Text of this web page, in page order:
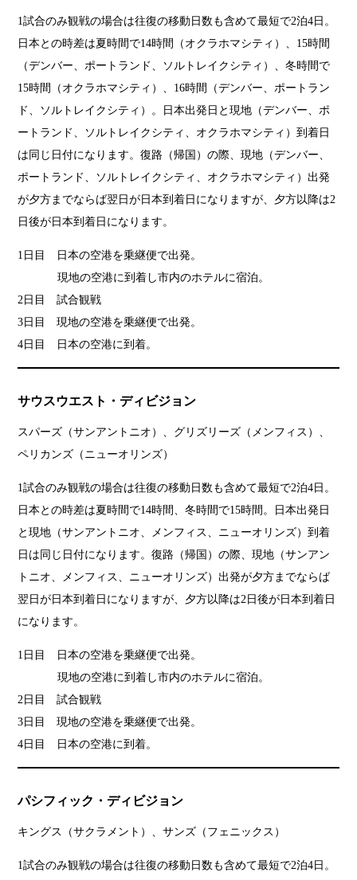
1試合のみ観戦の場合は往復の移動日数も含めて最短で2泊4日。
日本との時差は夏時間で14時間（オクラホマシティ）、15時間
（デンバー、ポートランド、ソルトレイクシティ）、冬時間で
15時間（オクラホマシティ）、16時間（デンバー、ポートラン
ド、ソルトレイクシティ）。日本出発日と現地（デンバー、ポ
ートランド、ソルトレイクシティ、オクラホマシティ）到着日
は同じ日付になります。復路（帰国）の際、現地（デンバー、
ポートランド、ソルトレイクシティ、オクラホマシティ）出発
が夕方までならば翌日が日本到着日になりますが、夕方以降は2
日後が日本到着日になります。
1日目 日本の空港を乗継便で出発。
現地の空港に到着し市内のホテルに宿泊。
2日目 試合観戦
3日目 現地の空港を乗継便で出発。
4日目 日本の空港に到着。
サウスウエスト・ディビジョン
スパーズ（サンアントニオ）、グリズリーズ（メンフィス）、
ペリカンズ（ニューオリンズ）
1試合のみ観戦の場合は往復の移動日数も含めて最短で2泊4日。
日本との時差は夏時間で14時間、冬時間で15時間。日本出発日
と現地（サンアントニオ、メンフィス、ニューオリンズ）到着
日は同じ日付になります。復路（帰国）の際、現地（サンアン
トニオ、メンフィス、ニューオリンズ）出発が夕方までならば
翌日が日本到着日になりますが、夕方以降は2日後が日本到着日
になります。
1日目 日本の空港を乗継便で出発。
現地の空港に到着し市内のホテルに宿泊。
2日目 試合観戦
3日目 現地の空港を乗継便で出発。
4日目 日本の空港に到着。
パシフィック・ディビジョン
キングス（サクラメント）、サンズ（フェニックス）
1試合のみ観戦の場合は往復の移動日数も含めて最短で2泊4日。